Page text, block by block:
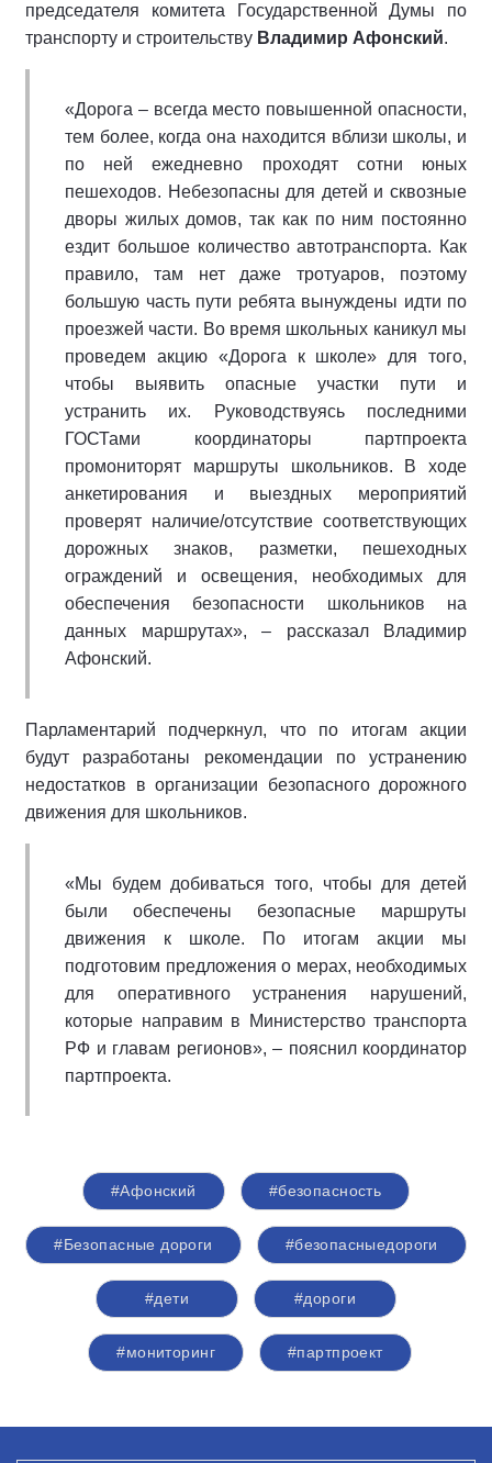
председателя комитета Государственной Думы по
транспорту и строительству Владимир Афонский.
«Дорога – всегда место повышенной опасности,
тем более, когда она находится вблизи школы, и
по ней ежедневно проходят сотни юных
пешеходов. Небезопасны для детей и сквозные
дворы жилых домов, так как по ним постоянно
ездит большое количество автотранспорта. Как
правило, там нет даже тротуаров, поэтому
большую часть пути ребята вынуждены идти по
проезжей части. Во время школьных каникул мы
проведем акцию «Дорога к школе» для того,
чтобы выявить опасные участки пути и
устранить их. Руководствуясь последними
ГОСТами координаторы партпроекта
промониторят маршруты школьников. В ходе
анкетирования и выездных мероприятий
проверят наличие/отсутствие соответствующих
дорожных знаков, разметки, пешеходных
ограждений и освещения, необходимых для
обеспечения безопасности школьников на
данных маршрутах», – рассказал Владимир
Афонский.
Парламентарий подчеркнул, что по итогам акции
будут разработаны рекомендации по устранению
недостатков в организации безопасного дорожного
движения для школьников.
«Мы будем добиваться того, чтобы для детей
были обеспечены безопасные маршруты
движения к школе. По итогам акции мы
подготовим предложения о мерах, необходимых
для оперативного устранения нарушений,
которые направим в Министерство транспорта
РФ и главам регионов», – пояснил координатор
партпроекта.
#Афонский #безопасность
#Безопасные дороги #безопасныедороги
#дети #дороги
#мониторинг #партпроект